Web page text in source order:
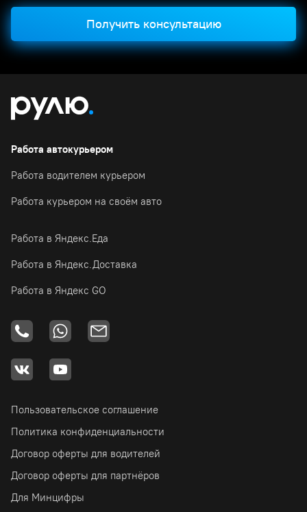
Получить консультацию
Работа автокурьером
Работа водителем курьером
Работа курьером на своём авто
Работа в Яндекс.Еда
Работа в Яндекс.Доставка
Работа в Яндекс GO
Пользовательское соглашение
Политика конфиденциальности
Договор оферты для водителей
Договор оферты для партнёров
Для Минцифры